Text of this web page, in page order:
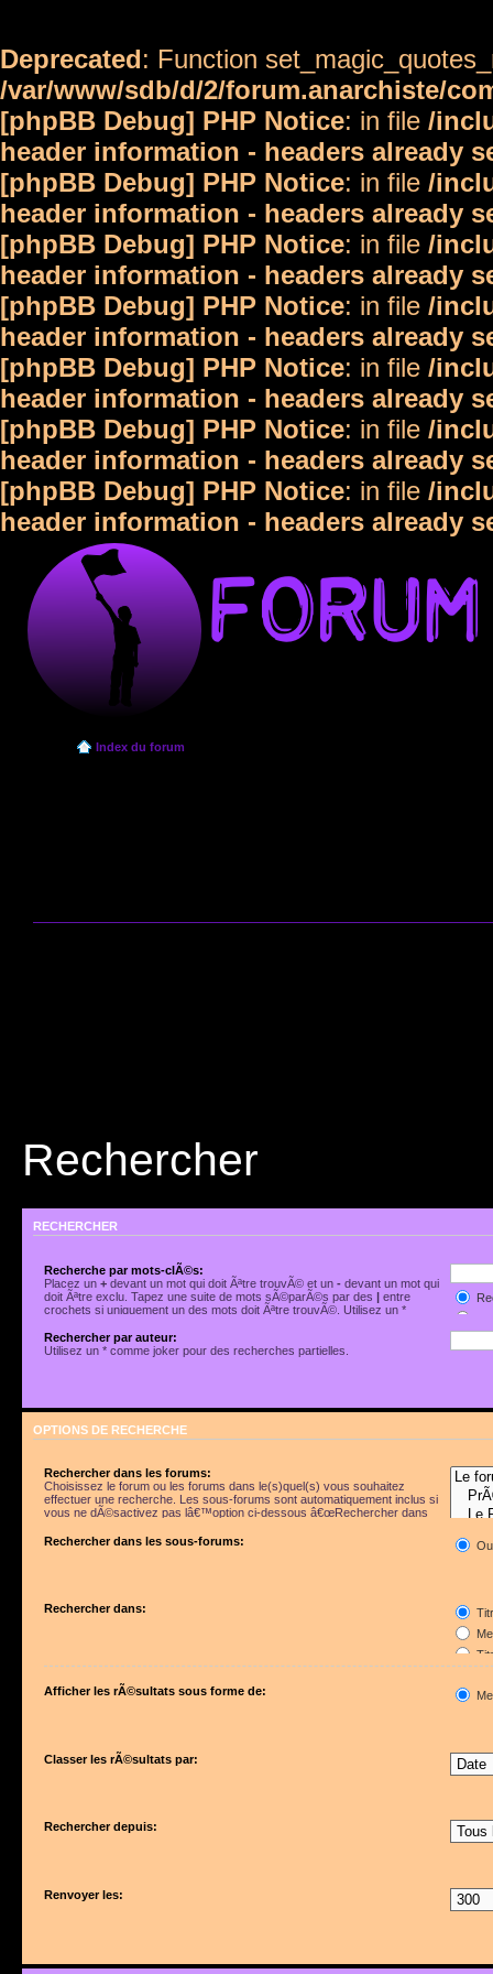
Deprecated: Function
/var/www/sdb/d/2/forum.anarchiste/
[phpBB Debug] PHP Notice: in file /
header information - headers already
[phpBB Debug] PHP Notice: in file /
header information - headers already
[phpBB Debug] PHP Notice: in file /
header information - headers already
[phpBB Debug] PHP Notice: in file /
header information - headers already
[phpBB Debug] PHP Notice: in file /
header information - headers already
[phpBB Debug] PHP Notice: in file /
header information - headers already
[phpBB Debug] PHP Notice: in file /
header information - headers already
Index du forum
Rechercher
RECHERCHER
Recherche par mots-clÃ©s:
Placez un+ devant un mot qui doit Ãªtre trouvÃ© et un- devant un mot qui
doit Ãªtre exclu. Tapez une suite de mots sÃ©parÃ©s par des| entre
crochets si uniquement un des mots doit Ãªtre trouvÃ©. Utilisez un *
Rechercher par auteur:
Utilisez un * comme joker pour des recherches partielles.
OPTIONS DE RECHERCHE
Rechercher dans les forums:
Choisissez le forum ou les forums dans le(s)quel(s) vous souhaitez
effectuer une recherche. Les sous-forums sont automatiquement inclus si
vous ne dÃ©sactivez pas lâ€™option ci-dessous â€œRechercher dans
Rechercher dans les sous-forums:
Rechercher dans:
Afficher les rÃ©sultats sous forme de:
Classer les rÃ©sultats par:
Rechercher depuis:
Renvoyer les: